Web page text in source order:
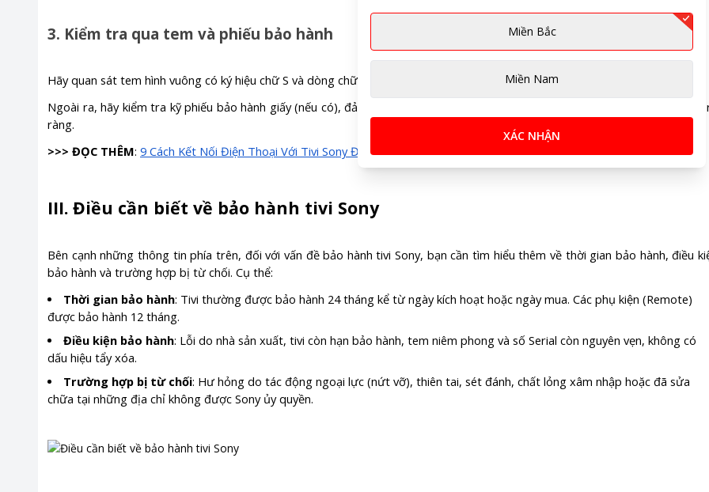
3. Kiểm tra qua tem và phiếu bảo hành
Hãy quan sát tem hình vuông có ký hiệu chữ S và dòng chữ "Sony Việt Nam" sắc nét dán trên máy.
Ngoài ra, hãy kiểm tra kỹ phiếu bảo hành giấy (nếu có), đảm bảo các thông tin về ngày mua và mã số máy còn nguyên vẹn,
ràng.
>>> ĐỌC THÊM: 9 Cách Kết Nối Điện Thoại Với Tivi Sony Đơn Giản
III. Điều cần biết về bảo hành tivi Sony
Bên cạnh những thông tin phía trên, đối với vấn đề bảo hành tivi Sony, bạn cần tìm hiểu thêm về thời gian bảo hành, điều
bảo hành và trường hợp bị từ chối. Cụ thể:
Thời gian bảo hành: Tivi thường được bảo hành 24 tháng kể từ ngày kích hoạt hoặc ngày mua. Các phụ kiện (Remote)
được bảo hành 12 tháng.
Điều kiện bảo hành: Lỗi do nhà sản xuất, tivi còn hạn bảo hành, tem niêm phong và số Serial còn nguyên vẹn, không có
dấu hiệu tẩy xóa.
Trường hợp bị từ chối: Hư hỏng do tác động ngoại lực (nứt vỡ), thiên tai, sét đánh, chất lỏng xâm nhập hoặc đã sửa
chữa tại những địa chỉ không được Sony ủy quyền.
Miền Bắc
Miền Nam
XÁC NHẬN